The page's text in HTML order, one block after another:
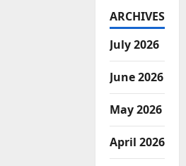
ARCHIVES
July 2026
June 2026
May 2026
April 2026